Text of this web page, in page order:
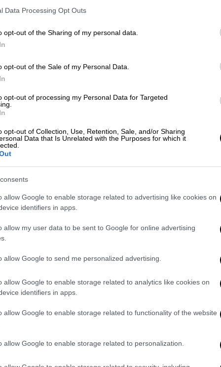
Data Processing Opt Outs
opt-out of the Sharing of my personal data.
opt-out of the Sale of my Personal Data.
opt-out of processing my Personal Data for Targeted
opt-out of Collection, Use, Retention, Sale, and/or Sharing
Data that Is Unrelated with the Purposes for which it
allow Google to enable storage related to advertising like cookies on
identifiers in apps.
allow my user data to be sent to Google for online advertising
allow Google to send me personalized advertising.
allow Google to enable storage related to analytics like cookies on
identifiers in apps.
allow Google to enable storage related to functionality of the website
allow Google to enable storage related to personalization.
αντιλαμβάνονταν την κοινή ευρωπαϊκή
«της νίκης στον Ψυχρό Πόλεμο».
η αυταπάτη ότι η
αποκλειστικά γύρω από το
να σχετίζεται αποκλειστικά και
δεν είναι παρά κάποιοι
νομιμότητας». Στις σχέσεις μας
μάρτυρες της «απολυτοποίησης» των
να μπούμε στη γραμμή και να
ασυζητητί την ερμηνεία
ενάντια στην ευρωπαϊκή
χριστιανισμό.
να αποσιωπούν ντροπαλά πως η
Ρωσίας-ΕΕ στηριζόταν στην αμοιβαία
χαρακτήρα των προσπαθειών να
στην επιλογή «ΕΕ ή Ρωσία». Ακόμα πριν
σχέσεις Ρωσίας-ЕΕ αποτέλεσε η
που ουσιαστικά είχε στόχο -κάτι που
από τη Ρωσία τους κοντινότερούς της
μακραίωνες σχέσεις. Οι θλιβερές
είναι αισθητές και σήμερα.
η ΕΕ ήταν απροετοίμαστη να χειριστεί
χώρα μας. Στο λεξιλόγιο των Βρυξελλών ο
της «Ευρωπαϊκής Ενωσης». Συνήθως
τα μέλη της ΕΕ, ενώ οι υπόλοιπες
σκληρά ώστε να γίνουν άξιοι του